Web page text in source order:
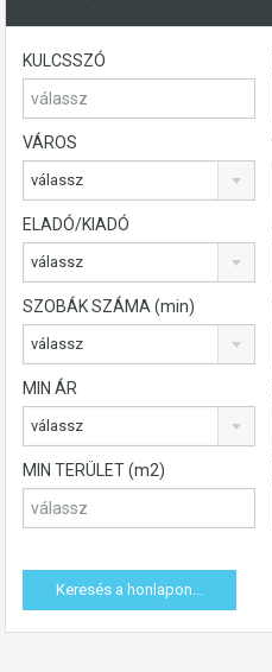
KULCSSZÓ
VÁROS
válassz
ELADÓ/KIADÓ
válassz
SZOBÁK SZÁMA (min)
válassz
MIN ÁR
válassz
MIN TERÜLET (m2)